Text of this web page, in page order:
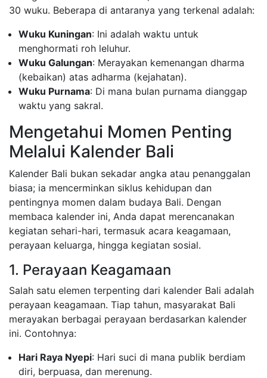
30 wuku. Beberapa di antaranya yang terkenal adalah:
Wuku Kuningan: Ini adalah waktu untuk
menghormati roh leluhur.
Wuku Galungan: Merayakan kemenangan dharma
(kebaikan) atas adharma (kejahatan).
Wuku Purnama: Di mana bulan purnama dianggap
waktu yang sakral.
Mengetahui Momen Penting
Melalui Kalender Bali
Kalender Bali bukan sekadar angka atau penanggalan
biasa; ia mencerminkan siklus kehidupan dan
pentingnya momen dalam budaya Bali. Dengan
membaca kalender ini, Anda dapat merencanakan
kegiatan sehari-hari, termasuk acara keagamaan,
perayaan keluarga, hingga kegiatan sosial.
1. Perayaan Keagamaan
Salah satu elemen terpenting dari kalender Bali adalah
perayaan keagamaan. Tiap tahun, masyarakat Bali
merayakan berbagai perayaan berdasarkan kalender
ini. Contohnya:
Hari Raya Nyepi: Hari suci di mana publik berdiam
diri, berpuasa, dan merenung.